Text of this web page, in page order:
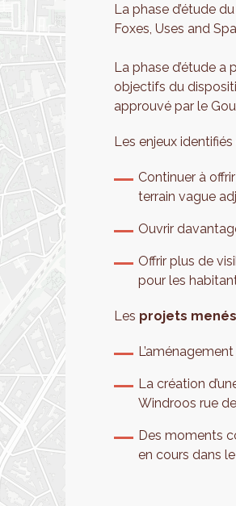
La phase d’étude
Foxes, Uses and
La phase d’étude a
objectifs du
approuvé par le
Les enjeux
Continuer à
terrain vague
Ouvrir
Offrir plus de
pour les
Les projets menés
La création
Windroos rue
Des moments
en cours dans